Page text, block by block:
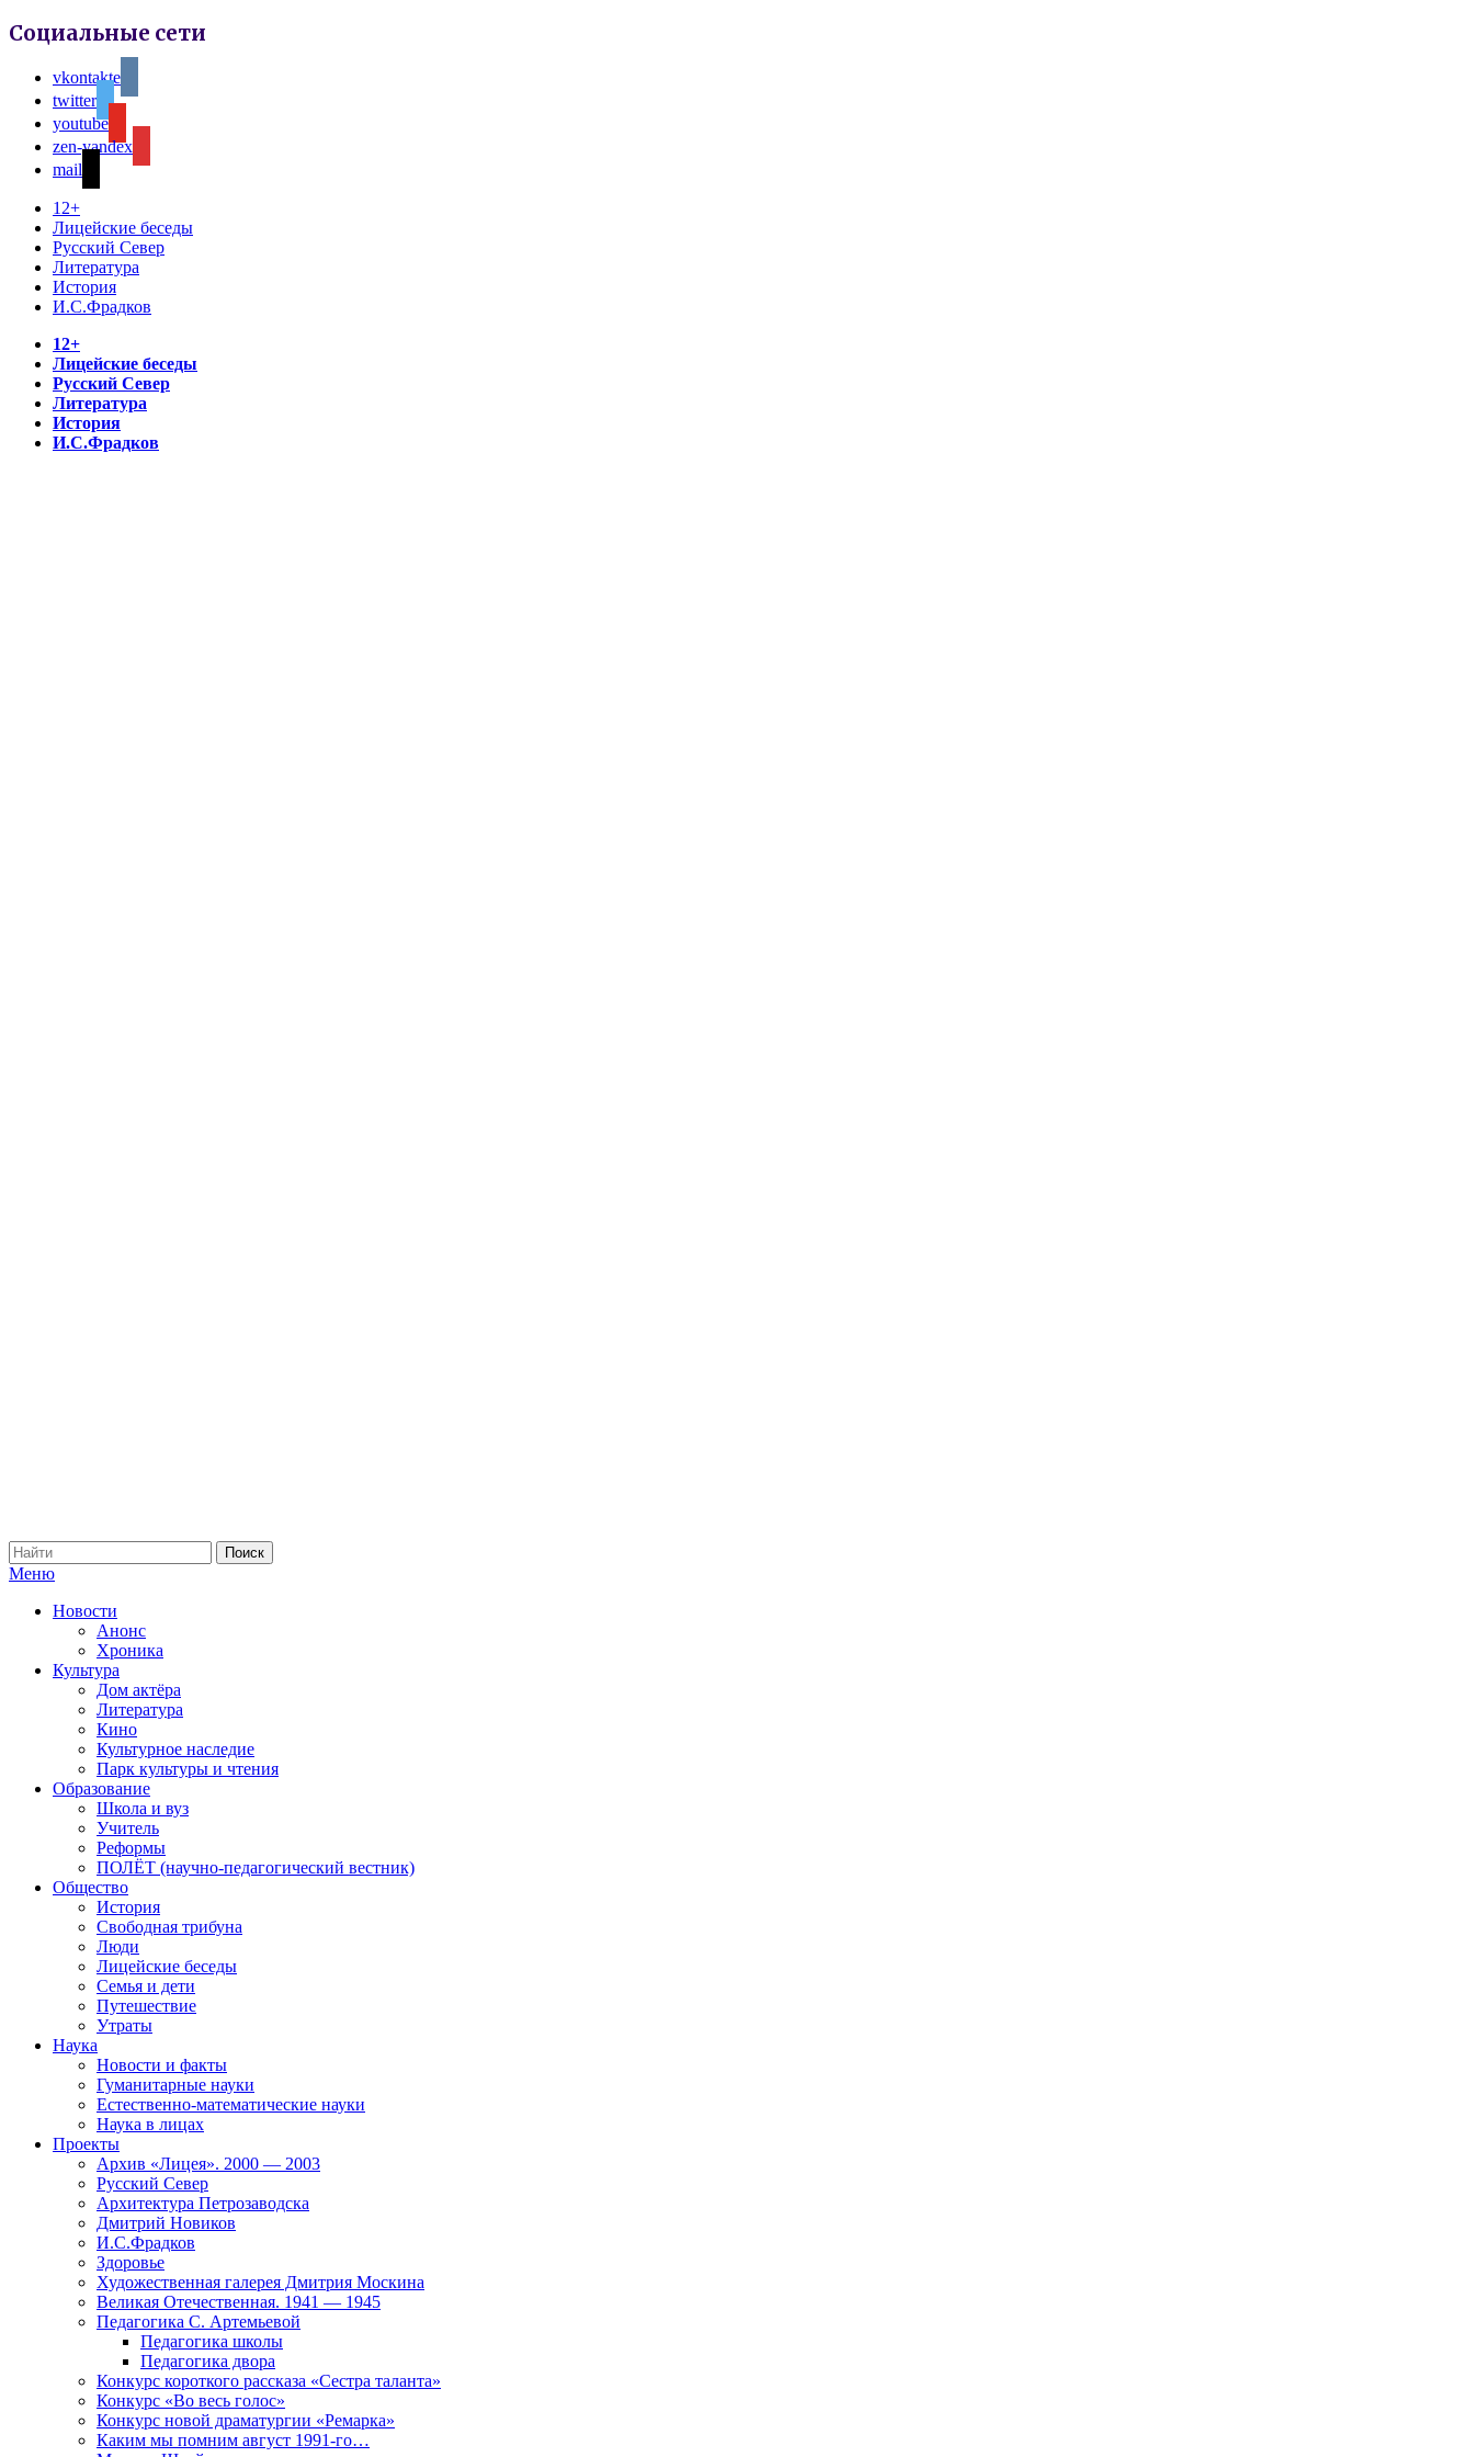
Социальные сети
vkontakte
twitter
youtube
zen-yandex
mail
12+
Лицейские беседы
Русский Север
Литература
История
И.С.Фрадков
12+
Лицейские беседы
Русский Север
Литература
История
И.С.Фрадков
Меню
Новости
Анонс
Хроника
Культура
Дом актёра
Литература
Кино
Культурное наследие
Парк культуры и чтения
Образование
Школа и вуз
Учитель
Реформы
ПОЛЁТ (научно-педагогический вестник)
Общество
История
Свободная трибуна
Люди
Лицейские беседы
Семья и дети
Путешествие
Утраты
Наука
Новости и факты
Гуманитарные науки
Естественно-математические науки
Наука в лицах
Проекты
Архив «Лицея». 2000 — 2003
Русский Север
Архитектура Петрозаводска
Дмитрий Новиков
И.С.Фрадков
Здоровье
Художественная галерея Дмитрия Москина
Великая Отечественная. 1941 — 1945
Педагогика С. Артемьевой
Педагогика школы
Педагогика двора
Конкурс короткого рассказа «Сестра таланта»
Конкурс «Во весь голос»
Конкурс новой драматургии «Ремарка»
Каким мы помним август 1991-го…